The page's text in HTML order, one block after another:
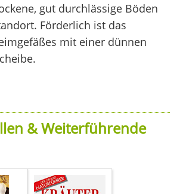
gut durchlässige Böden
Förderlich ist das
mit einer dünnen
& Weiterführende